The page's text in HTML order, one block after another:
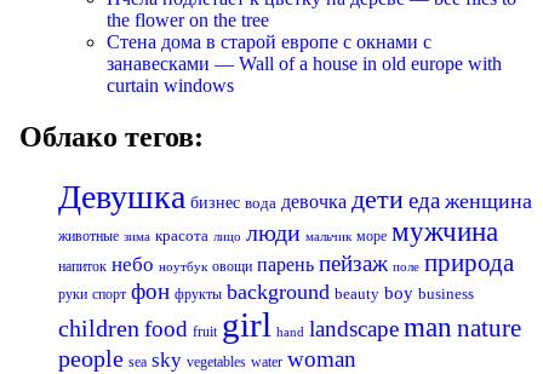
the flower on the tree
Стена дома в старой европе с окнами с
занавесками — Wall of a house in old europe with
curtain windows
Облако тегов:
Девушка бизнес вода девочка детиеда женщина
животные зима красота лицо люди мальчик море мужчина
напиток небо ноутбук овощи парень пейзаж поле природа
руки спорт фон фрукты background beauty boy business
childrenfood fruit girl hand landscapeman nature
people sea sky vegetables water woman